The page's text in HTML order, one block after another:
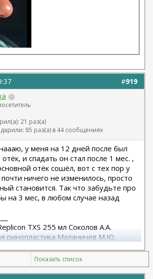
#919
21 раз(а)
85 раз(а) в 44 сообщениях
у меня на 12 дней после был
и спадать он стал после 1 мес. ,
отёк сошёл, вот с тех пор у
ничего не изменилось, просто
становится. Так что забудьте про
на 3 мес, в любом случае назад
TXS 255 мл Соколов А.А.
ринопластика Маланичев М.Ю.
Показать список